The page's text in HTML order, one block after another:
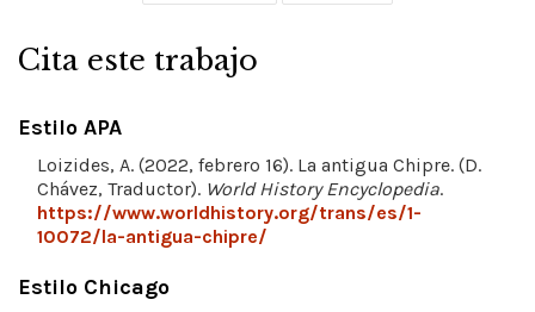
Cita este trabajo
Estilo APA
Loizides, A. (2022, febrero 16). La antigua Chipre. (D.
Chávez, Traductor). World History Encyclopedia.
https://www.worldhistory.org/trans/es/1-
10072/la-antigua-chipre/
Estilo Chicago